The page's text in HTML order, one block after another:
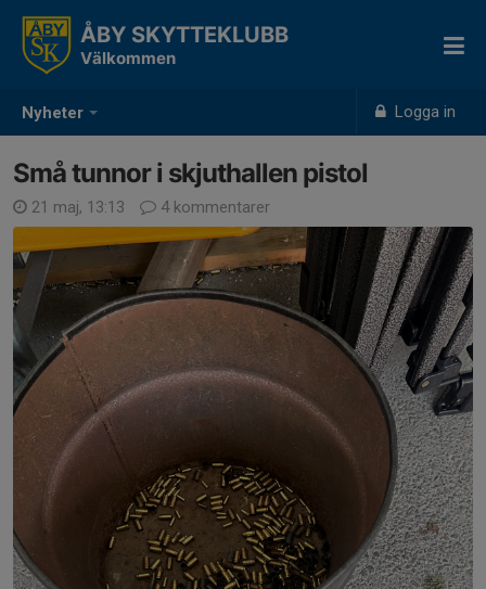
Nyheter Logga in
ÅBY SKYTTEKLUBB
Välkommen
Små tunnor i skjuthallen pistol
21 maj, 13:13 4 kommentarer